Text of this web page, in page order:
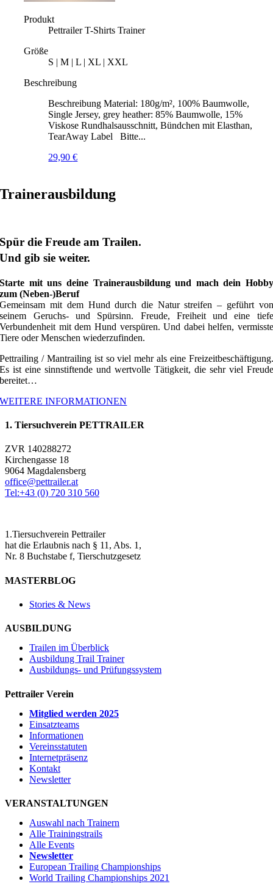
Produkt
Pettrailer T-Shirts Trainer
Größe
S | M | L | XL | XXL
Beschreibung
Beschreibung Material: 180g/m², 100% Baumwolle,
Single Jersey, grey heather: 85% Baumwolle, 15%
Viskose Rundhalsausschnitt, Bündchen mit Elasthan,
TearAway Label Bitte...
29,90€
Trainerausbildung
Spür die Freude am Trailen.
Und gib sie weiter.
Starte mit uns deine Trainerausbildung und mach dein Hobby
zum (Neben-)Beruf
Gemeinsam mit dem Hund durch die Natur streifen – geführt von
seinem Geruchs- und Spürsinn. Freude, Freiheit und eine tiefe
Verbundenheit mit dem Hund verspüren. Und dabei helfen, vermisste
Tiere oder Menschen wiederzufinden.
Pettrailing / Mantrailing ist so viel mehr als eine Freizeitbeschäftigung.
Es ist eine sinnstiftende und wertvolle Tätigkeit, die sehr viel Freude
bereitet…
WEITERE INFORMATIONEN
1. Tiersuchverein PETTRAILER
ZVR 140288272
Kirchengasse 18
9064 Magdalensberg
office@pettrailer.at
Tel:+43 (0) 720 310 560
1.Tiersuchverein Pettrailer
hat die Erlaubnis nach § 11, Abs. 1,
Nr. 8 Buchstabe f, Tierschutzgesetz
MASTERBLOG
Stories & News
AUSBILDUNG
Trailen im Überblick
Ausbildung Trail Trainer
Ausbildungs- und Prüfungssystem
Pettrailer Verein
Mitglied werden 2025
Einsatzteams
Informationen
Vereinsstatuten
Internetpräsenz
Kontakt
Newsletter
VERANSTALTUNGEN
Auswahl nach Trainern
Alle Trainingstrails
Alle Events
Newsletter
European Trailing Championships
World Trailing Championships 2021